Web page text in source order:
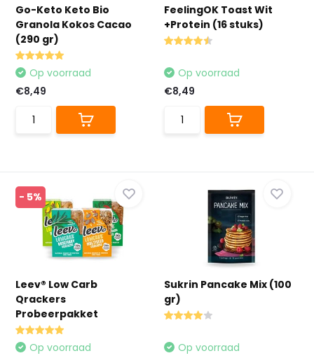
Go-Keto Keto Bio
Granola Kokos Cacao
(290 gr)
Op voorraad
€8,49
FeelingOK Toast Wit
+Protein (16 stuks)
Op voorraad
€8,49
- 5%
Leev® Low Carb
Qrackers
Probeerpakket
Op voorraad
Sukrin Pancake Mix (100
gr)
Op voorraad